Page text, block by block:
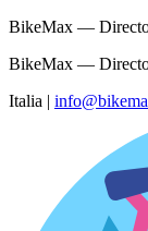
BikeMax —
BikeMax —
Italia |